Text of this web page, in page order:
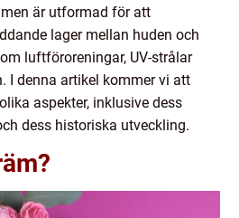
är utformad för att
lager mellan huden och
luftföroreningar, UV-strålar
I denna artikel kommer vi att
aspekter, inklusive dess
dess historiska utveckling.